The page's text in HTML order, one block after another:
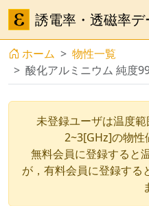
誘電率・透磁率デ
ホーム
物性一覧
酸化アルミニウム 純度
未登録ユーザは温度
2~3[GHz]の物性
無料会員に登録すると
が，有料会員に登録する